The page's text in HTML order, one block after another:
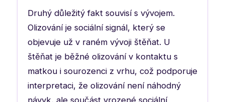
Druhý důležitý fakt souvisí s vývojem.
Olizování je sociální signál, který se
objevuje už v raném vývoji štěňat. U
štěňat je běžné olizování v kontaktu s
matkou i sourozenci z vrhu, což podporuje
interpretaci, že olizování není náhodný
návyk, ale součást vrozené sociální